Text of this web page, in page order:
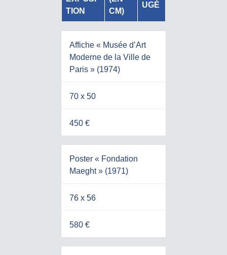
TION
CM)
UGÉ
Affiche « Musée d’Art
Moderne de la Ville de
Paris » (1974)
70 x 50
450 €
Poster « Fondation
Maeght » (1971)
76 x 56
580 €